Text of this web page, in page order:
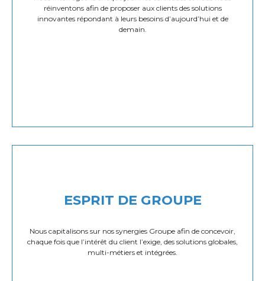
réinventons afin de proposer aux clients des solutions
innovantes répondant à leurs besoins d’aujourd’hui et de
demain.
ESPRIT DE GROUPE
Nous capitalisons sur nos synergies Groupe afin de concevoir,
chaque fois que l’intérêt du client l’exige, des solutions globales,
multi-métiers et intégrées.